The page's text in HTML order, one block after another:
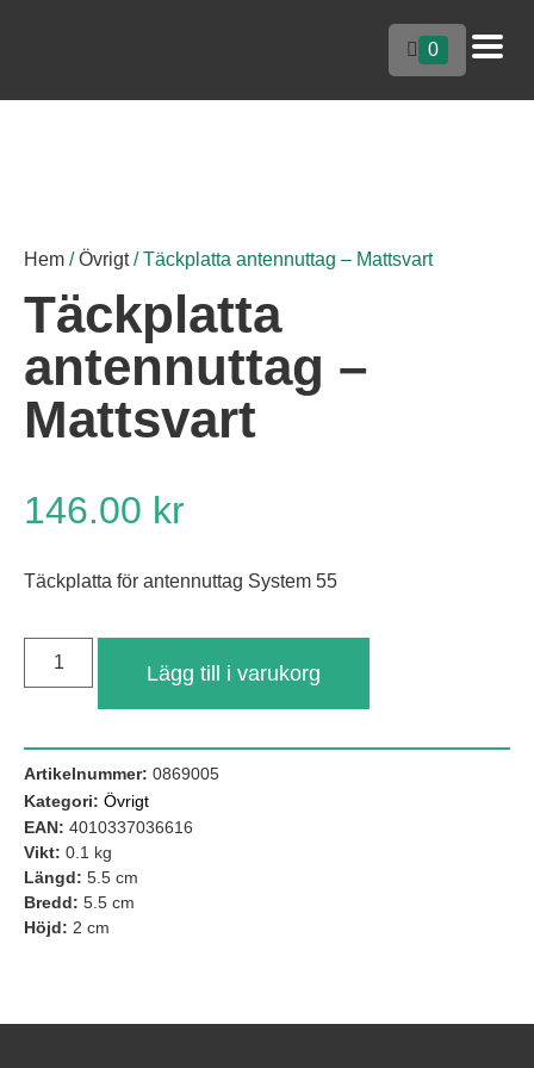
0
Hem /Övrigt/ Täckplatta antennuttag – Mattsvart
Täckplatta
antennuttag –
Mattsvart
146.00 kr
Täckplatta för antennuttag System 55
Lägg till i varukorg
Artikelnummer: 0869005
Kategori: Övrigt
EAN: 4010337036616
Vikt: 0.1 kg
Längd: 5.5 cm
Bredd: 5.5 cm
Höjd: 2 cm
Nödvändiga
Dessa kakor
går inte att
välja bort. De
behövs för att